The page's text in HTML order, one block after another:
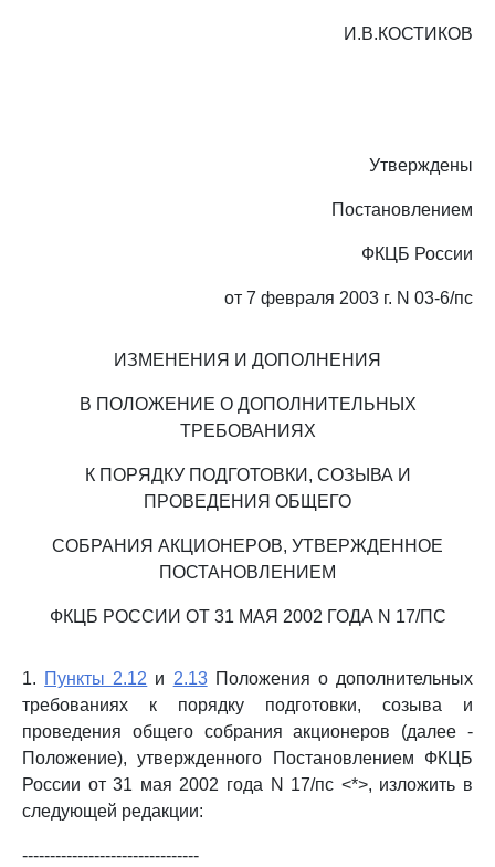
И.В.КОСТИКОВ
Утверждены
Постановлением
ФКЦБ России
от 7 февраля 2003 г. N 03-6/пс
ИЗМЕНЕНИЯ И ДОПОЛНЕНИЯ
В ПОЛОЖЕНИЕ О ДОПОЛНИТЕЛЬНЫХ
ТРЕБОВАНИЯХ
К ПОРЯДКУ ПОДГОТОВКИ, СОЗЫВА И
ПРОВЕДЕНИЯ ОБЩЕГО
СОБРАНИЯ АКЦИОНЕРОВ, УТВЕРЖДЕННОЕ
ПОСТАНОВЛЕНИЕМ
ФКЦБ РОССИИ ОТ 31 МАЯ 2002 ГОДА N 17/ПС
1. Пункты 2.12 и 2.13Положения о дополнительных
требованиях к порядку подготовки, созыва и
проведения общего собрания акционеров (далее -
Положение), утвержденного Постановлением ФКЦБ
России от 31 мая 2002 года N 17/пс <*>, изложить в
следующей редакции:
--------------------------------